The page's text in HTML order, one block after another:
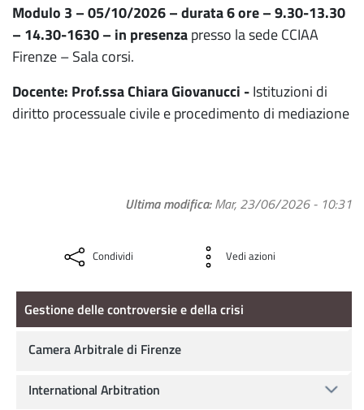
Modulo 3 – 05/10/2026 – durata 6 ore – 9.30-13.30
– 14.30-1630 – in presenzapresso la sede CCIAA
Firenze – Sala corsi.
Docente: Prof.ssa Chiara Giovanucci -Istituzioni di
diritto processuale civile e procedimento di mediazione
Ultima modifica Mar, 23/06/2026 - 10:31
Condividi Vedi azioni
Gestione delle controversie e della crisi
Gestione delle controversie e della crisi
Camera Arbitrale di Firenze
International Arbitration